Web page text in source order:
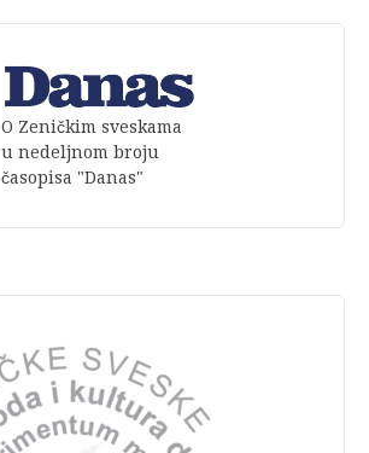
O Zeničkim sveskama
u nedeljnom broju
časopisa "Danas"